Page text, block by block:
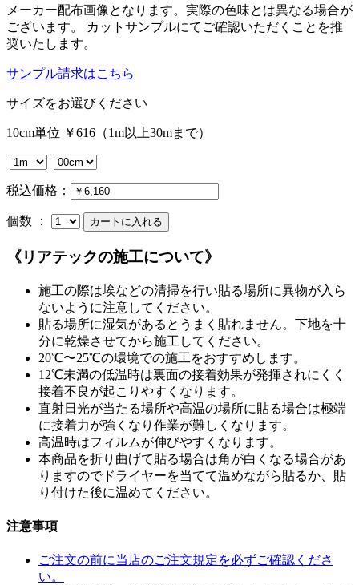
メーカー配布画像となります。実際の色味とは異なる場合が
ございます。 カットサンプルにてご確認いただくことを推
奨いたします。
サンプル請求はこちら
サイズをお選びください
10cm単位 ￥616（1m以上30mまで）
税込価格：
個数 ：
《リアテックの施工について》
施工の際は埃などの清掃を行い貼る場所に異物が入ら
ないように注意してください。
貼る場所に湿気があるとうまく貼れません。下地を十
分に乾燥させてから施工してください。
20℃〜25℃の環境での施工をおすすめします。
12℃未満の低温時は裏面の接着効果が発揮されにくく
接着不良が起こりやすくなります。
直射日光が当たる場所や高温の場所に貼る場合は極端
に接着力が強くなり作業が難しくなります。
高温時はフィルムが伸びやすくなります。
本商品を折り曲げて貼る場合は角が白くなる場合があ
りますのでドライヤーを当てて温めながら貼るか、貼
り付けた後に温めてください。
注意事項
ご注文の前に当店のご注文規定を必ずご確認くださ
い。